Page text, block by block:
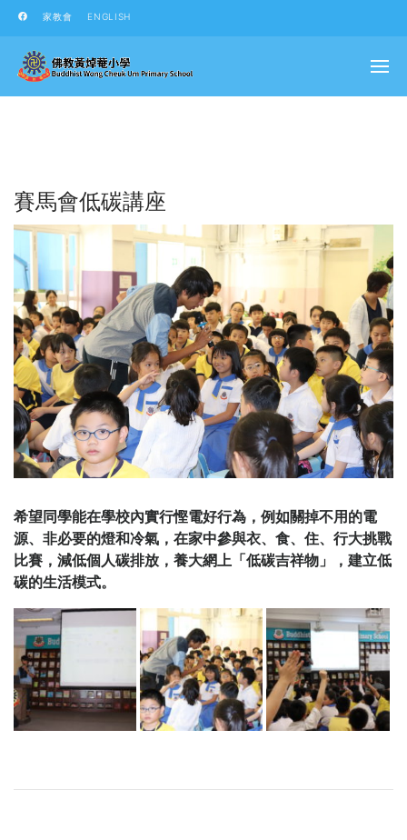
家教會 ENGLISH
賽馬會低碳講座
希望同學能在學校內實行慳電好行為，例如關掉不用的電
源、非必要的燈和冷氣，在家中參與衣、食、住、行大挑戰
比賽，減低個人碳排放，養大網上「低碳吉祥物」，建立低
碳的生活模式。